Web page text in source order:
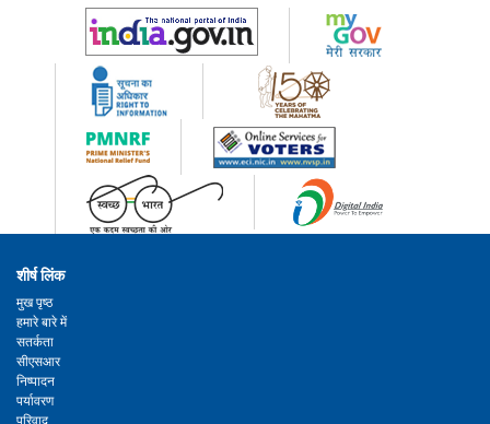
शीर्ष लिंक
मुख पृष्ठ
हमारे बारे में
सतर्कता
सीएसआर
निष्पादन
पर्यावरण
परिवाद